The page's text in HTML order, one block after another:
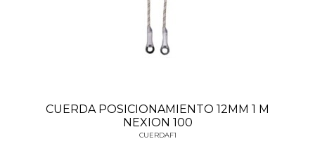
CUERDA POSICIONAMIENTO 12MM 1 M
NEXION 100
CUERDAF1